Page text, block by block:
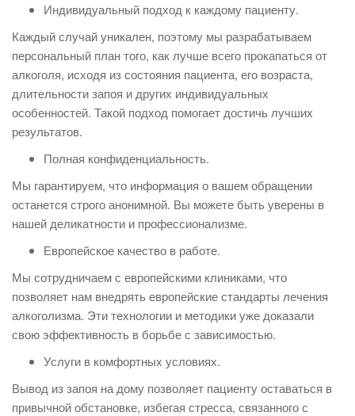
Индивидуальный подход к каждому пациенту.
Каждый случай уникален, поэтому мы разрабатываем
персональный план того, как лучше всего прокапаться от
алкоголя, исходя из состояния пациента, его возраста,
длительности запоя и других индивидуальных
особенностей. Такой подход помогает достичь лучших
результатов.
Полная конфиденциальность.
Мы гарантируем, что информация о вашем обращении
останется строго анонимной. Вы можете быть уверены в
нашей деликатности и профессионализме.
Европейское качество в работе.
Мы сотрудничаем с европейскими клиниками, что
позволяет нам внедрять европейские стандарты лечения
алкоголизма. Эти технологии и методики уже доказали
свою эффективность в борьбе с зависимостью.
Услуги в комфортных условиях.
Вывод из запоя на дому позволяет пациенту оставаться в
привычной обстановке, избегая стресса, связанного с